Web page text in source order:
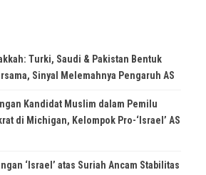
Turki, Saudi & Pakistan Bentuk
Sinyal Melemahnya Pengaruh AS
Kandidat Muslim dalam Pemilu
di Michigan, Kelompok Pro-‘Israel’ AS
‘Israel’ atas Suriah Ancam Stabilitas